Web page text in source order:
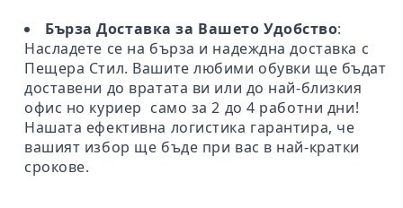
Бърза Доставка за Вашето Удобство:
Насладете се на бърза и надеждна доставка с
Пещера Стил. Вашите любими обувки ще бъдат
доставени до вратата ви или до най-близкия
офис но куриер само за 2 до 4 работни дни!
Нашата ефективна логистика гарантира, че
вашият избор ще бъде при вас в най-кратки
срокове.